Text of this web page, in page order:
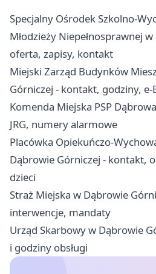
Specjalny Ośrodek Szkolno-
Młodzieży Niepełnosprawnej
oferta, zapisy, kontakt
Miejski Zarząd Budynków
Górniczej - kontakt, godziny, e-
Komenda Miejska PSP
JRG, numery alarmowe
Placówka Opiekuńczo-
Dąbrowie Górniczej - kontakt,
dzieci
Straż Miejska w Dąbrowie
interwencje, mandaty
Urząd Skarbowy w Dąbrowie
i godziny obsługi